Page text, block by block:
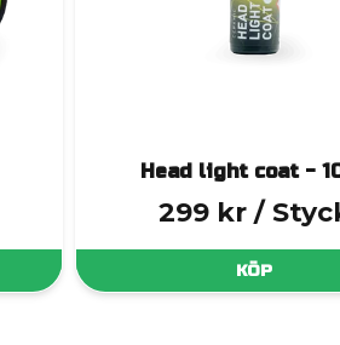
Head light coat -
299 kr /
KÖP